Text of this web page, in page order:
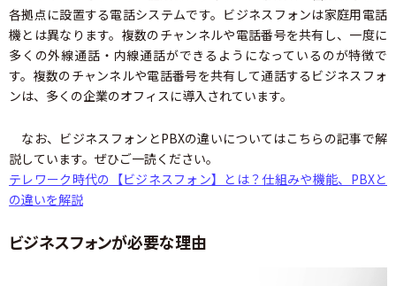
各拠点に設置する電話システムです。ビジネスフォンは家庭用電話
機とは異なります。複数のチャンネルや電話番号を共有し、一度に
多くの外線通話・内線通話ができるようになっているのが特徴で
す。複数のチャンネルや電話番号を共有して通話するビジネスフォ
ンは、多くの企業のオフィスに導入されています。
なお、ビジネスフォンとPBXの違いについてはこちらの記事で解
説しています。ぜひご一読ください。
テレワーク時代の【ビジネスフォン】とは？仕組みや機能、PBXと
の違いを解説
ビジネスフォンが必要な理由